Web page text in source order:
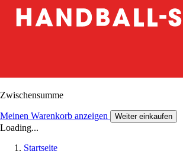
Zwischensumme
Meinen Warenkorb anzeigen Weiter einkaufen
Loading...
Startseite